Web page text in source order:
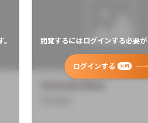
閲覧するにはログインする必要が
ログインする 無料